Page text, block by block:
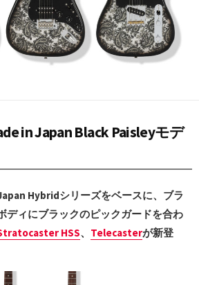
in Japan Black Paisleyモデ
Hybridシリーズをベースに、ブラ
ディにブラックのピックガードを合わ
HSS、 Telecasterが新登